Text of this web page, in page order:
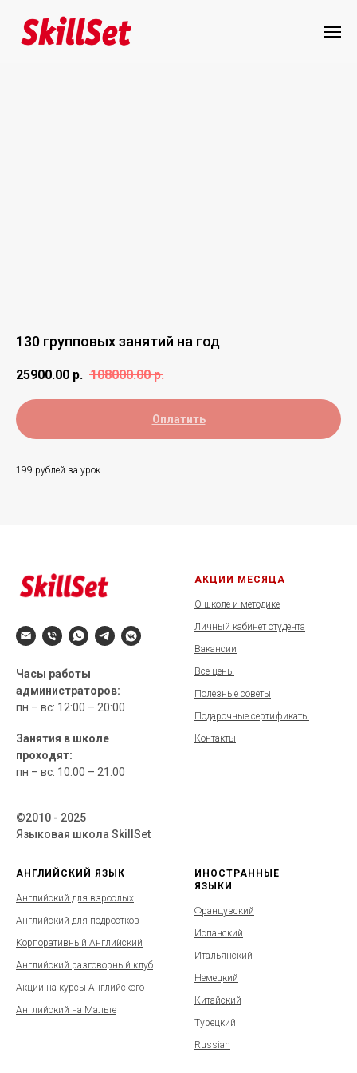
130 групповых занятий на год
25900.00 р. 108000.00 р.
Оплатить
199 рублей за урок
Часы работы
администраторов:
пн – вс: 12:00 – 20:00
Занятия в школе
проходят:
пн – вс: 10:00 – 21:00
©2010 - 2025
Языковая школа SkillSet
АКЦИИ МЕСЯЦА
О школе и методике
Личный кабинет студента
Вакансии
Все цены
Полезные советы
Подарочные сертификаты
Контакты
АНГЛИЙСКИЙ ЯЗЫК
Английский для взрослых
Английский для подростков
Корпоративный Английский
Английский разговорный клуб
Акции на курсы Английского
Английский на Мальте
ИНОСТРАННЫЕ
ЯЗЫКИ
Французский
Испанский
Итальянский
Немецкий
Китайский
Турецкий
Russian